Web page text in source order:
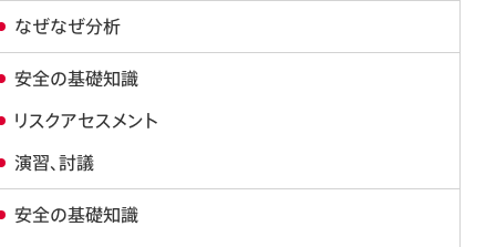
なぜなぜ分析
安全の基礎知識
リスクアセスメント
演習、討議
安全の基礎知識